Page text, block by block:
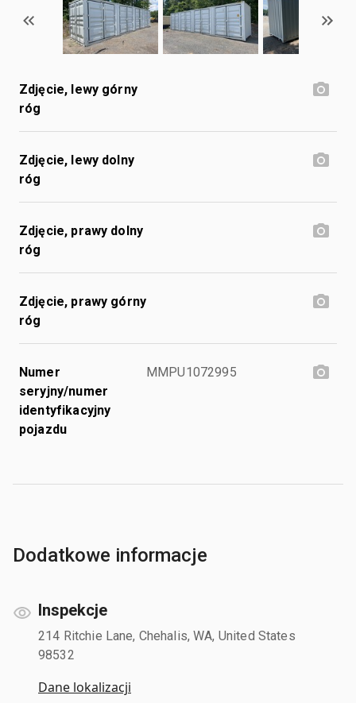
Zdjęcie, lewy górny
róg
Zdjęcie, lewy dolny
róg
Zdjęcie, prawy dolny
róg
Zdjęcie, prawy górny
róg
Numer
seryjny/numer
identyfikacyjny
pojazdu
MMPU1072995
Dodatkowe informacje
Inspekcje
214 Ritchie Lane, Chehalis, WA, United States
98532
Dane lokalizacji